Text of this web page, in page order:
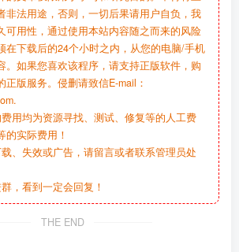
非法用途，否则，一切后果请用户自负，我
可用性，通过使用本站内容随之而来的风险
在下载后的24个小时之内，从您的电脑/手机
。如果您喜欢该程序，请支持正版软件，购
版服务。侵删请致信E-mail：
用均为资源寻找、测试、修复等的人工费
的实际费用！
、失效或广告，请留言或者联系管理员处
，看到一定会回复！
THE END